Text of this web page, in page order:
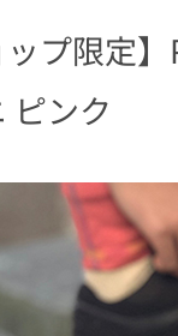
ップ限定
ピンク